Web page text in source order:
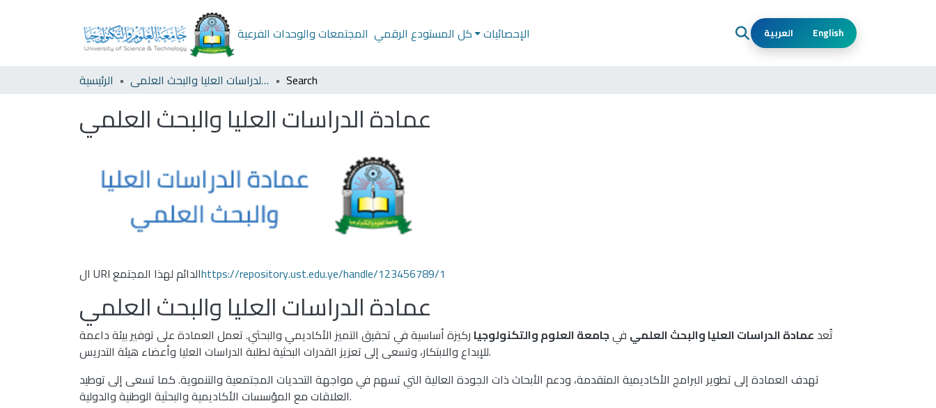
المجتمعات والوحدات الفرعية كل المستودع الرقمي الإحصائيات العربية English
الرئيسية عمادة الدراسات العليا والبحث العلمي Search
عمادة الدراسات العليا والبحث العلمي
ال URI الدائم لهذا المجتمعhttps://repository.ust.edu.ye/handle/123456789/1
عمادة الدراسات العليا والبحث العلمي
تُعد عمادة الدراسات العليا والبحث العلمي فيجامعة العلوم والتكنولوجيا ركيزة أساسية في تحقيق التميز الأكاديمي والبحثي. تعمل العمادة على توفير بيئة داعمة
للإبداع والابتكار، وتسعى إلى تعزيز القدرات البحثية لطلبة الدراسات العليا وأعضاء هيئة التدريس.
تهدف العمادة إلى تطوير البرامج الأكاديمية المتقدمة، ودعم الأبحاث ذات الجودة العالية التي تسهم في مواجهة التحديات المجتمعية والتنموية. كما تسعى إلى توطيد
العلاقات مع المؤسسات الأكاديمية والبحثية الوطنية والدولية.